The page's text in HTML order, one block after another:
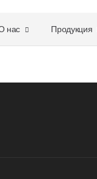
нас Продукция